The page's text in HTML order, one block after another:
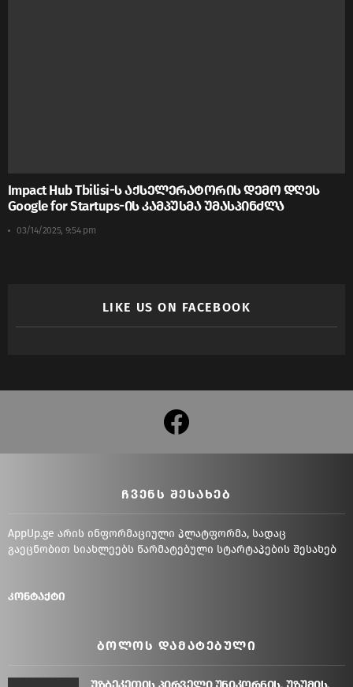
Impact Hub Tbilisi-ს აქსელერატორის დემო დღეს
Google for Startups-ის კამპუსმა უმასპინძლა
03/14/2025, 9:54 pm
LIKE US ON FACEBOOK
facebook
ᲩᲕᲔᲜᲡ ᲨᲔᲡᲐᲮᲔᲑ
AppUp.ge არის ინფორმაციული პლატფორმა, სადაც
გაეცნობით სიახლეებს წარმატებული სტარტაპების შესახებ
კონტაქტი
ᲑᲝᲚᲝᲡ ᲓᲐᲛᲐᲢᲔᲑᲣᲚᲘ